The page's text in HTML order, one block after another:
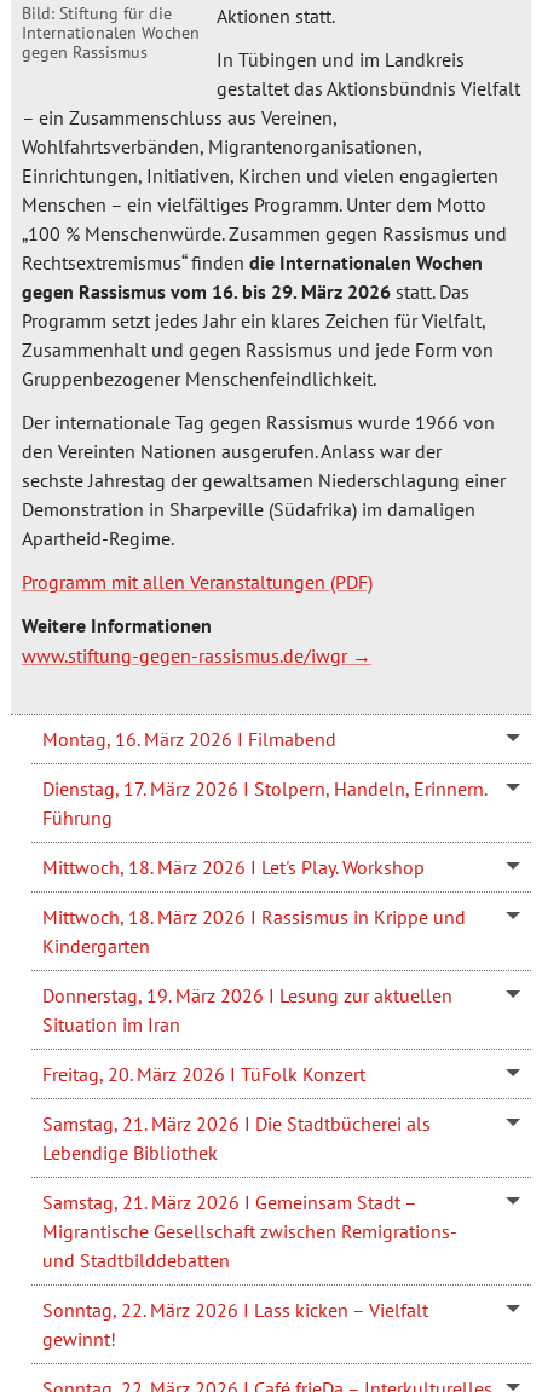
Bild: Stiftung für die
Internationalen Wochen
gegen Rassismus
Aktionen statt.
In Tübingen und im Landkreis
gestaltet das Aktionsbündnis Vielfalt
– ein Zusammenschluss aus Vereinen,
Wohlfahrtsverbänden, Migrantenorganisationen,
Einrichtungen, Initiativen, Kirchen und vielen engagierten
Menschen – ein vielfältiges Programm. Unter dem Motto
„100 % Menschenwürde. Zusammen gegen Rassismus und
Rechtsextremismus“ finden die Internationalen Wochen
gegen Rassismus vom 16. bis 29. März 2026statt. Das
Programm setzt jedes Jahr ein klares Zeichen für Vielfalt,
Zusammenhalt und gegen Rassismus und jede Form von
Gruppenbezogener Menschenfeindlichkeit.
Der internationale Tag gegen Rassismus wurde 1966 von
den Vereinten Nationen ausgerufen. Anlass war der
sechste Jahrestag der gewaltsamen Niederschlagung einer
Demonstration in Sharpeville (Südafrika) im damaligen
Apartheid-Regime.
Programm mit allen Veranstaltungen
Weitere Informationen
www.stiftung-gegen-rassismus.de/iwgr
Montag, 16. März 2026 I Filmabend
Dienstag, 17. März 2026 I Stolpern, Handeln, Erinnern.
Führung
Mittwoch, 18. März 2026 I Let's Play. Workshop
Mittwoch, 18. März 2026 I Rassismus in Krippe und
Kindergarten
Donnerstag, 19. März 2026 I Lesung zur aktuellen
Situation im Iran
Freitag, 20. März 2026 I TüFolk Konzert
Samstag, 21. März 2026 I Die Stadtbücherei als
Lebendige Bibliothek
Samstag, 21. März 2026 I Gemeinsam Stadt –
Migrantische Gesellschaft zwischen Remigrations-
und Stadtbilddebatten
Sonntag, 22. März 2026 I Lass kicken – Vielfalt
gewinnt!